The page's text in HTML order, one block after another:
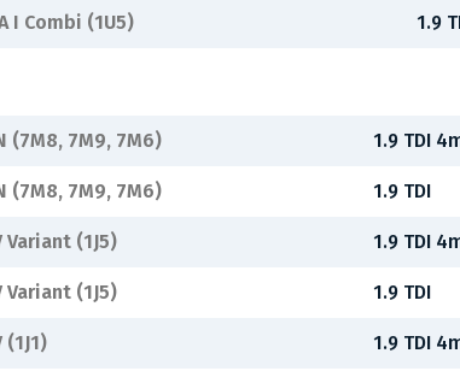
I Combi (1U5) 1.9
(7M8, 7M9, 7M6) 1.9 TDI
(7M8, 7M9, 7M6) 1.9 TDI
Variant (1J5) 1.9 TDI
Variant (1J5) 1.9 TDI
(1J1) 1.9 TDI